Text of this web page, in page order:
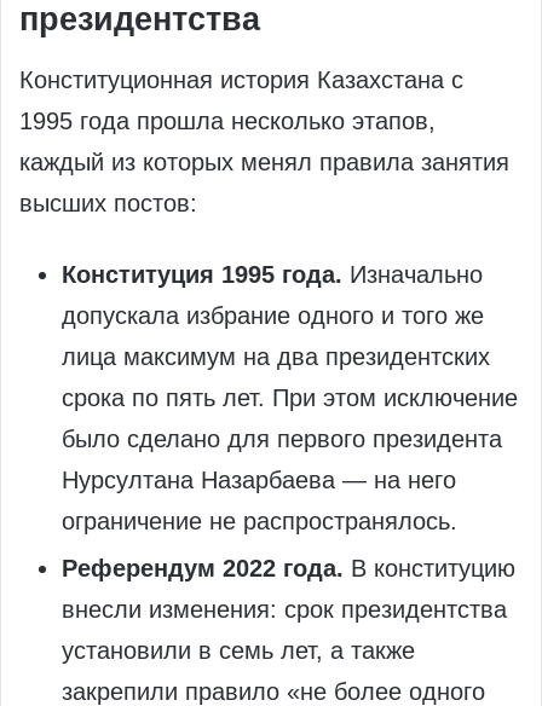
президентства
Конституционная история Казахстана с
1995 года прошла несколько этапов,
каждый из которых менял правила занятия
высших постов:
Конституция 1995 года. Изначально
допускала избрание одного и того же
лица максимум на два президентских
срока по пять лет. При этом исключение
было сделано для первого президента
Нурсултана Назарбаева — на него
ограничение не распространялось.
Референдум 2022 года. В конституцию
внесли изменения: срок президентства
установили в семь лет, а также
закрепили правило «не более одного